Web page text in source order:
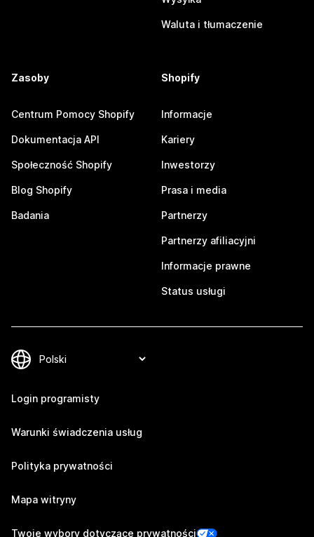
Waluta i tłumaczenie
Zasoby
Centrum Pomocy Shopify
Dokumentacja API
Społeczność Shopify
Blog Shopify
Badania
Shopify
Informacje
Kariery
Inwestorzy
Prasa i media
Partnerzy
Partnerzy afiliacyjni
Informacje prawne
Status usługi
Login programisty
Warunki świadczenia usług
Polityka prywatności
Mapa witryny
Twoje wybory dotyczące prywatności